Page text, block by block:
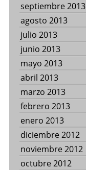
septiembre 2013
agosto 2013
julio 2013
junio 2013
mayo 2013
abril 2013
marzo 2013
febrero 2013
enero 2013
diciembre 2012
noviembre 2012
octubre 2012